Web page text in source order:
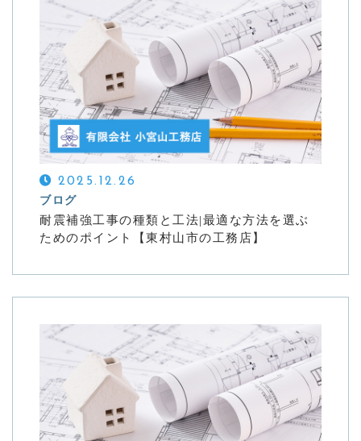
2025.12.26
ブログ
耐震補強工事の種類と工法|最適な方法を選ぶ
ためのポイント【東村山市の工務店】